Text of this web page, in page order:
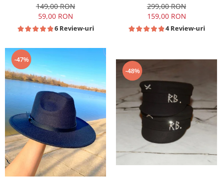
149,00 RON
59,00 RON
6 Review-uri
299,00 RON
159,00 RON
4 Review-uri
-47%
-48%